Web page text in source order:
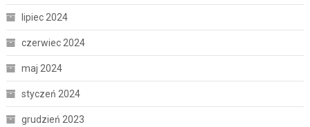
lipiec 2024
czerwiec 2024
maj 2024
styczeń 2024
grudzień 2023